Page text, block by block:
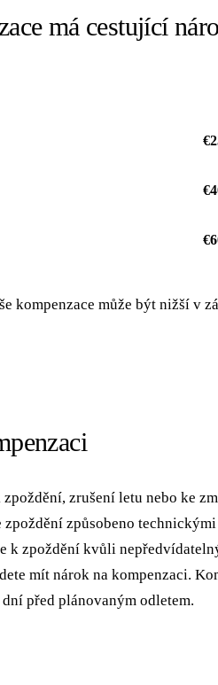
má cestující
kompenzace může být nižší v
zrušení letu nebo ke
zpoždění způsobeno
k zpoždění kvůli
mít nárok na kompenzaci.
před plánovaným odletem.